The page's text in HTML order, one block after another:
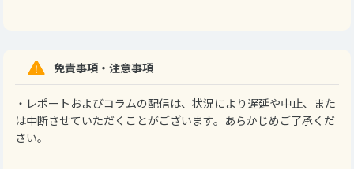
免責事項・注意事項
・レポートおよびコラムの配信は、状況により遅延や中止、また
は中断させていただくことがございます。あらかじめご了承くだ
さい。